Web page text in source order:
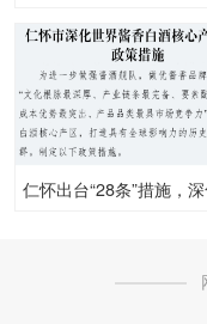
仁怀出台“28条”措施，